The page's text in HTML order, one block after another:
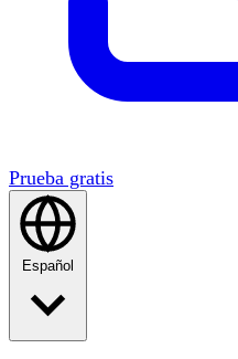
Prueba gratis
Español